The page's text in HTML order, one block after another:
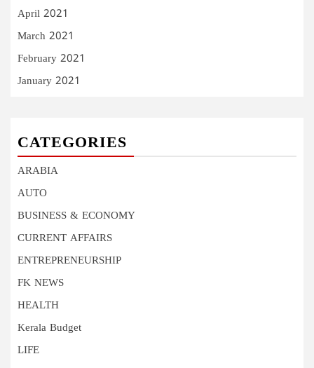
April 2021
March 2021
February 2021
January 2021
CATEGORIES
ARABIA
AUTO
BUSINESS & ECONOMY
CURRENT AFFAIRS
ENTREPRENEURSHIP
FK NEWS
HEALTH
Kerala Budget
LIFE